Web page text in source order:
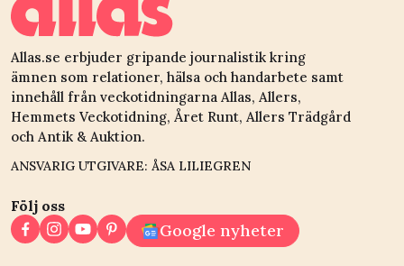
Allas.se erbjuder gripande journalistik kring
ämnen som relationer, hälsa och handarbete samt
innehåll från veckotidningarna Allas, Allers,
Hemmets Veckotidning, Året Runt, Allers Trädgård
och Antik & Auktion.
ANSVARIG UTGIVARE: ÅSA LILIEGREN
Följ oss
Google nyheter